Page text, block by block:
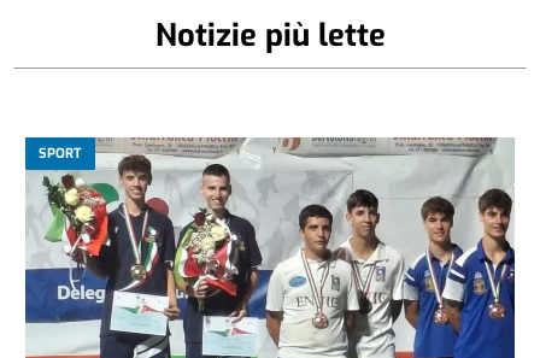
Notizie più lette
SPORT